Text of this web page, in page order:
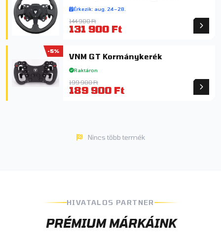
Érkezik: aug. 24–28.
144 900 Ft
131 900 Ft
-5%
VNM GT Kormánykerék
Raktáron
199 900 Ft
189 900 Ft
Nincs több termék
HIVATALOS PARTNER
PRÉMIUM MÁRKÁINK